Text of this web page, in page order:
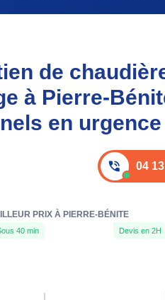
de
à Pierre-
en
04
PRIX À PIERRE-BÉNITE
40 min Devis en 2H